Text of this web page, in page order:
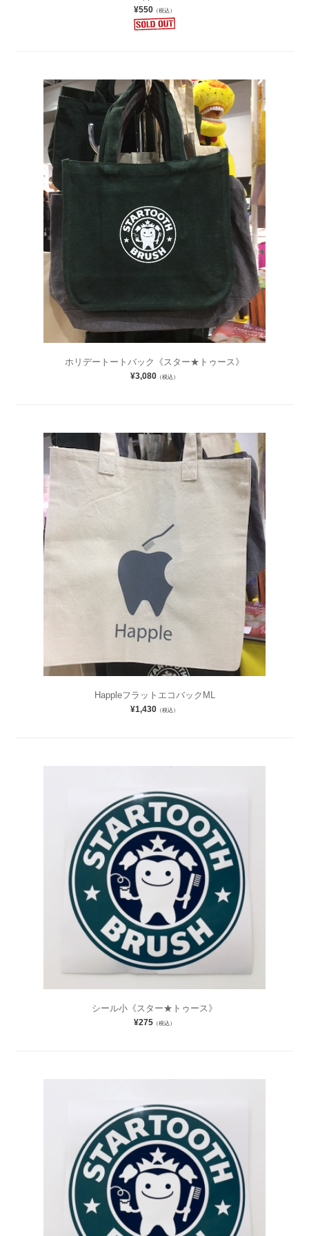
¥550 （税込）
ホリデートートバック《スター★トゥース》
¥3,080 （税込）
HappleフラットエコバックML
¥1,430 （税込）
シール小《スター★トゥース》
¥275 （税込）